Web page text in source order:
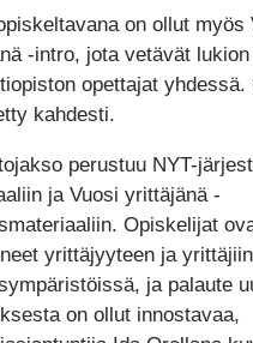
on ollut myös
-intro, jota vetävät
opettajat yhdessä.
kahdesti.
perustuu NYT-
ja Vuosi yrittäjänä -
Opiskelijat
yrittäjyyteen ja
ja palaute
on ollut innostavaa,